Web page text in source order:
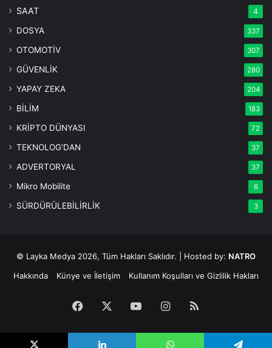
SAAT 4
DOSYA 337
OTOMOTİV 307
GÜVENLİK 280
YAPAY ZEKA 204
BİLİM 183
KRİPTO DÜNYASI 72
TEKNOLOG'DAN 37
ADVERTORYAL 37
Mikro Mobilite 6
SÜRDÜRÜLEBİLİRLİK 3
© Layka Medya 2026, Tüm Hakları Saklıdır. | Hosted by: NATRO
Hakkında
Künye ve İletişim Kullanım Koşulları ve Gizlilik Hakları
Facebook YouTubeInstagram
RSS